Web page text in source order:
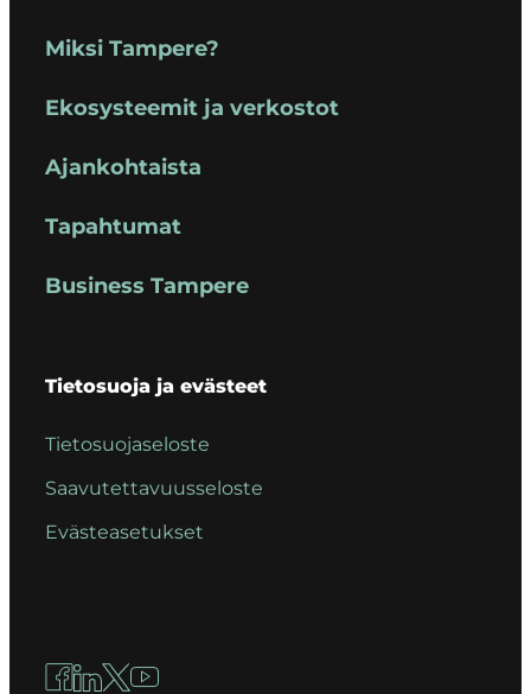
Miksi Tampere?
Ekosysteemit ja verkostot
Ajankohtaista
Tapahtumat
Business Tampere
Tietosuoja ja evästeet
Tietosuojaseloste
Saavutettavuusseloste
Evästeasetukset
Facebook
LinkedIn
X YouTube